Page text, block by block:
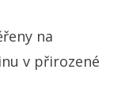
na
v přirozené